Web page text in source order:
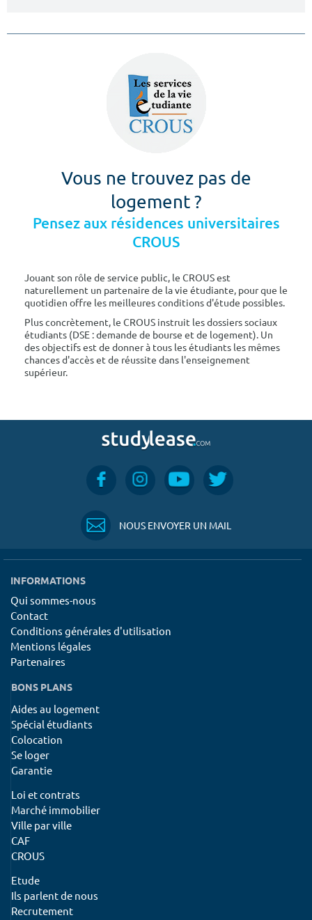
Vous ne trouvez pas de
logement ?
Pensez aux résidences universitaires
CROUS
Jouant son rôle de service public, le CROUS est
naturellement un partenaire de la vie étudiante, pour que le
quotidien offre les meilleures conditions d'étude possibles.
Plus concrètement, le CROUS instruit les dossiers sociaux
étudiants (DSE : demande de bourse et de logement). Un
des objectifs est de donner à tous les étudiants les mêmes
chances d'accès et de réussite dans l'enseignement
supérieur.
NOUS ENVOYER UN MAIL
INFORMATIONS
Qui sommes-nous
Contact
Conditions générales d'utilisation
Mentions légales
Partenaires
BONS PLANS
Aides au logement
Spécial étudiants
Colocation
Se loger
Garantie
Loi et contrats
Marché immobilier
Ville par ville
CAF
CROUS
Etude
Ils parlent de nous
Recrutement